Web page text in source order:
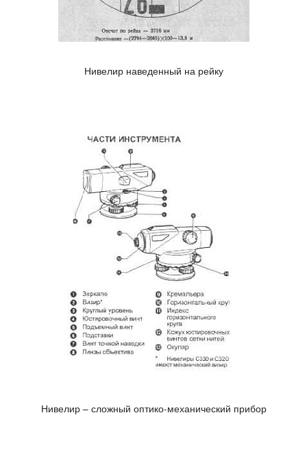
Нивелир наведенный на рейку
Нивелир – сложный оптико-механический прибор